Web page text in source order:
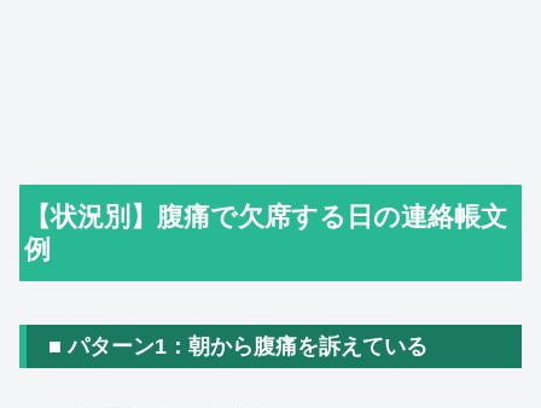
【状況別】腹痛で欠席する日の連絡帳文
例
■ パターン1：朝から腹痛を訴えている